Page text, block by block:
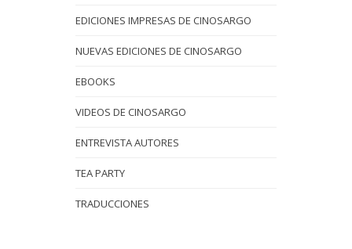
EDICIONES IMPRESAS DE CINOSARGO
NUEVAS EDICIONES DE CINOSARGO
EBOOKS
VIDEOS DE CINOSARGO
ENTREVISTA AUTORES
TEA PARTY
TRADUCCIONES